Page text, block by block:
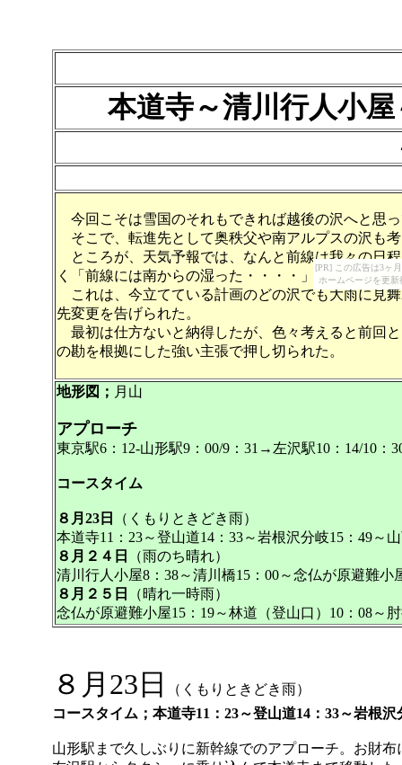
[PR] この広告は3ヶ
ホームページを更
本道寺～清川行人小
今回こそは雪国のそれもできれば越後の沢へと思
そこで、転進先として奥秩父や南アルプスの沢も
ところが、天気予報では、なんと前線は我々の日
く「前線には南からの湿った・・・・」と言い始め
これは、今立てている計画のどの沢でも大雨に見
先変更を告げられた。
最初は仕方ないと納得したが、色々考えると前回
の勘を根拠にした強い主張で押し切られた。
地形図； 月山
アプローチ
東京駅6：12-山形駅9：00/9：31→左沢駅10：14/10：
コースタイム
８月23日
（くもりときどき雨）
本道寺11：23～登山道14：33～岩根沢分岐15：49～
８月２４日
（雨のち晴れ）
清川行人小屋8：38～清川橋15：00～念仏が原避難小
８月２５日
（晴れ一時雨）
念仏が原避難小屋15：19～林道（登山口）10：08～
８月 23日
（くもりときどき雨）
コースタイム；本道寺11：23～登山道14：33～岩根
山形駅まで久しぶりに新幹線でのアプローチ。お財